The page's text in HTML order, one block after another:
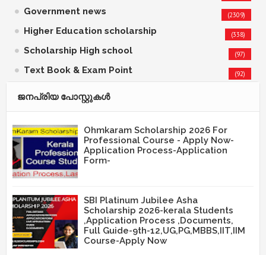
Government news (2309)
Higher Education scholarship (338)
Scholarship High school (97)
Text Book & Exam Point (92)
ജനപ്രിയ പോസ്റ്റുകള്‍‌
Ohmkaram Scholarship 2026 For
Professional Course - Apply Now-
Application Process-Application
Form-
SBI Platinum Jubilee Asha
Scholarship 2026-kerala Students
,Application Process ,Documents,
Full Guide-9th-12,UG,PG,MBBS,IIT,IIM
Course-Apply Now